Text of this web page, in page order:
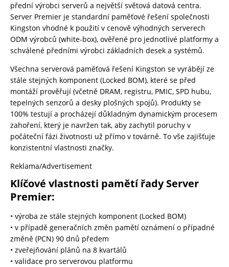
přední výrobci serverů a největší světová datová centra.
Server Premier je standardní paměťové řešení společnosti
Kingston vhodné k použití v cenově výhodných serverech
ODM výrobců (white-box), ověřené pro jednotlivé platformy a
schválené předními výrobci základních desek a systémů.
Všechna serverová paměťová řešení Kingston se vyrábějí ze
stále stejných komponent (Locked BOM), které se před
montáží prověřují (včetně DRAM, registru, PMIC, SPD hubu,
tepelných senzorů a desky plošných spojů). Produkty se
100% testují a procházejí důkladným dynamickým procesem
zahoření, který je navržen tak, aby zachytil poruchy v
počáteční fázi životnosti už přímo v továrně. To vše zajišťuje
konzistentní vlastnosti značky.
Reklama/Advertisement
Klíčové vlastnosti pamětí řady Server
Premier:
• výroba ze stále stejných komponent (Locked BOM)
• v případě generačních změn pamětí oznámení o případné
změně (PCN) 90 dnů předem
• zveřejňování plánů na 8 kvartálů
• validace pro serverovou platformu